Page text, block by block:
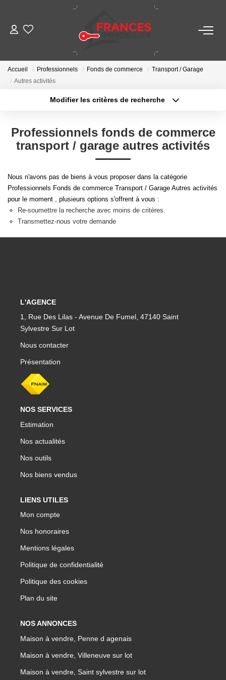
ESTIMATION
NOTRE AGENCE
CONTACT
Accueil Professionnels Fonds de commerce
Transport / Garage
Autres activités
Modifier les critères de recherche
Type de bien
Budget max Plus de critères
Professionnels fonds de commerce
transport / garage autres activités
Nous n'avons pas de biens à vous proposer dans la catégorie
Professionnels Fonds de commerce Transport / Garage Autres activités
pour le moment , plusieurs options s'offrent à vous :
Re-soumettre la recherche avec moins de critères.
Transmettez-nous votre demande
L'AGENCE
1, Rue Des Lilas - Avenue De Fumel, 47140 Saint
Sylvestre Sur Lot
Nous contacter
Présentation
NOS SERVICES
Estimation
Nos actualités
Nos outils
Nos biens vendus
LIENS UTILES
Mon compte
Nos honoraires
Mentions légales
Politique de confidentialité
Politique des cookies
Plan du site
NOS ANNONCES
Maison à vendre, Penne d agenais
Maison à vendre, Villeneuve sur lot
Maison à vendre, Saint sylvestre sur lot